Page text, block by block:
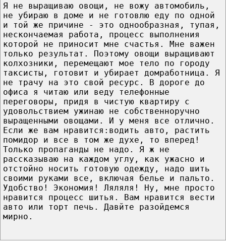
Я не выращиваю овощи, не вожу автомобиль,
не убираю в доме и не готовлю еду по одной
и той же причине - это однообразная, тупая,
нескончаемая работа, процесс выполнения
которой не приносит мне счастья. Мне важен
только результат. Поэтому овощи выращивают
колхозники, перемещают мое тело по городу
таксисты, готовит и убирает домработница. Я
не трачу на это свой ресурс. В дороге до
офиса я читаю или веду телефонные
переговоры, придя в чистую квартиру с
удовольствием ужинаю не собственноручно
выращенными овощами. И у меня все отлично.
Если же вам нравится:водить авто, растить
помидор и все в том же духе, то вперед!
Только пропаганды не надо. Я ж не
рассказываю на каждом углу, как ужасно и
отстойно носить готовую одежду, надо шить
своими руками все, включая белье и пальто.
Удобство! Экономия! Ляляля! Ну, мне просто
нравится процесс шитья. Вам нравится вести
авто или торт печь. Давйте разойдемся
мирно.